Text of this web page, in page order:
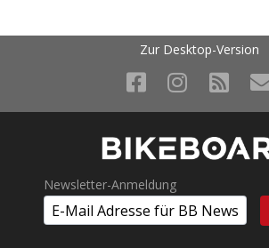
Zur Desktop-Version
Newsletter-Anmeldung